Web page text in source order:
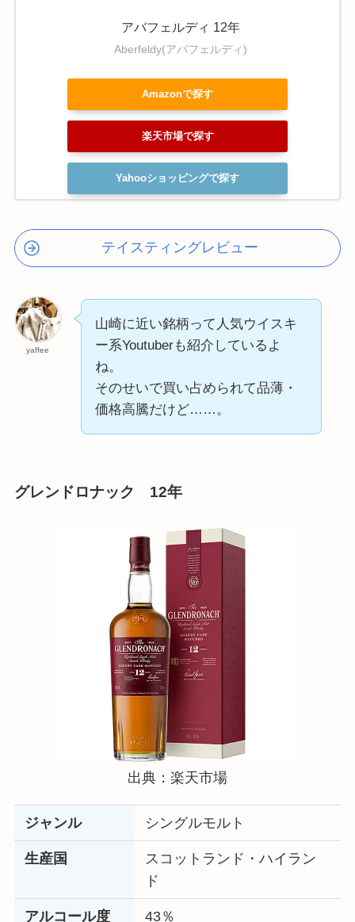
アバフェルディ 12年
Aberfeldy(アバフェルディ)
Amazonで探す
楽天市場で探す
Yahooショッピングで探す
テイスティングレビュー
yaffee
山崎に近い銘柄って人気ウイスキ
ー系Youtuberも紹介しているよ
ね。
そのせいで買い占められて品薄・
価格高騰だけど……。
グレンドロナック 12年
出典：楽天市場
ジャンル シングルモルト
生産国
スコットランド・ハイラン
ド
アルコール度
43％